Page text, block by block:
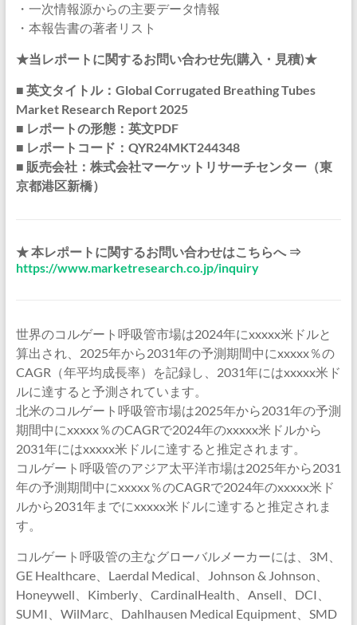
・一次情報源からの主要データ情報
・本報告書の著者リスト
★当レポートに関するお問い合わせ先(購入・見積)★
■ 英文タイトル：Global Corrugated Breathing Tubes
Market Research Report 2025
■ レポートの形態：英文PDF
■ レポートコード：QYR24MKT244348
■ 販売会社：株式会社マーケットリサーチセンター（東
京都港区新橋）
★ 本レポートに関するお問い合わせはこちらへ ⇒
https://www.marketresearch.co.jp/inquiry
世界のコルゲート呼吸管市場は2024年にxxxxx米ドルと
算出され、2025年から2031年の予測期間中にxxxxx％の
CAGR（年平均成長率）を記録し、2031年にはxxxxx米ド
ルに達すると予測されています。
北米のコルゲート呼吸管市場は2025年から2031年の予測
期間中にxxxxx％のCAGRで2024年のxxxxx米ドルから
2031年にはxxxxx米ドルに達すると推定されます。
コルゲート呼吸管のアジア太平洋市場は2025年から2031
年の予測期間中にxxxxx％のCAGRで2024年のxxxxx米ド
ルから2031年までにxxxxx米ドルに達すると推定されま
す。
コルゲート呼吸管の主なグローバルメーカーには、3M、
GE Healthcare、Laerdal Medical、Johnson & Johnson、
Honeywell、Kimberly、CardinalHealth、Ansell、DCI、
SUMI、WilMarc、Dahlhausen Medical Equipment、SMD